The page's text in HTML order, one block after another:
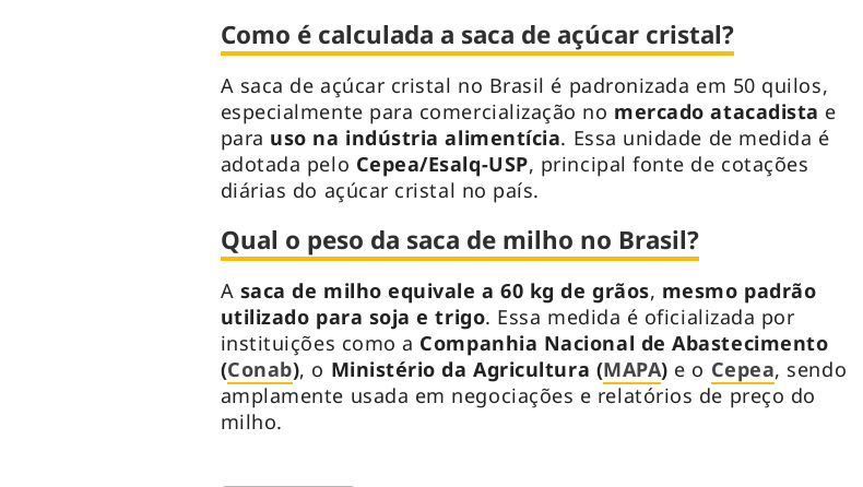
Como é calculada a saca de açúcar cristal?
A saca de açúcar cristal no Brasil é padronizada em 50 quilos,
especialmente para comercialização no mercado atacadista e
para uso na indústria alimentícia. Essa unidade de medida é
adotada pelo Cepea/Esalq-USP, principal fonte de cotações
diárias do açúcar cristal no país.
Qual o peso da saca de milho no Brasil?
A saca de milho equivale a 60 kg de grãos, mesmo padrão
utilizado para soja e trigo. Essa medida é oficializada por
instituições como a Companhia Nacional de Abastecimento
(Conab), o Ministério da Agricultura (MAPA) e o Cepea, sendo
amplamente usada em negociações e relatórios de preço do
milho.